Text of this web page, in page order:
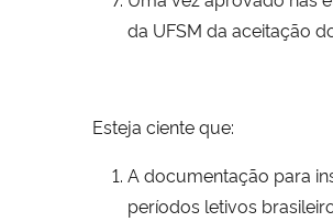
da UFSM da aceitação
Esteja ciente que:
A documentação para
períodos letivos